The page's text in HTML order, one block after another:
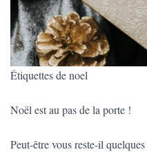
Étiquettes de noel
Noël est au pas de la porte !
Peut-être vous reste-il